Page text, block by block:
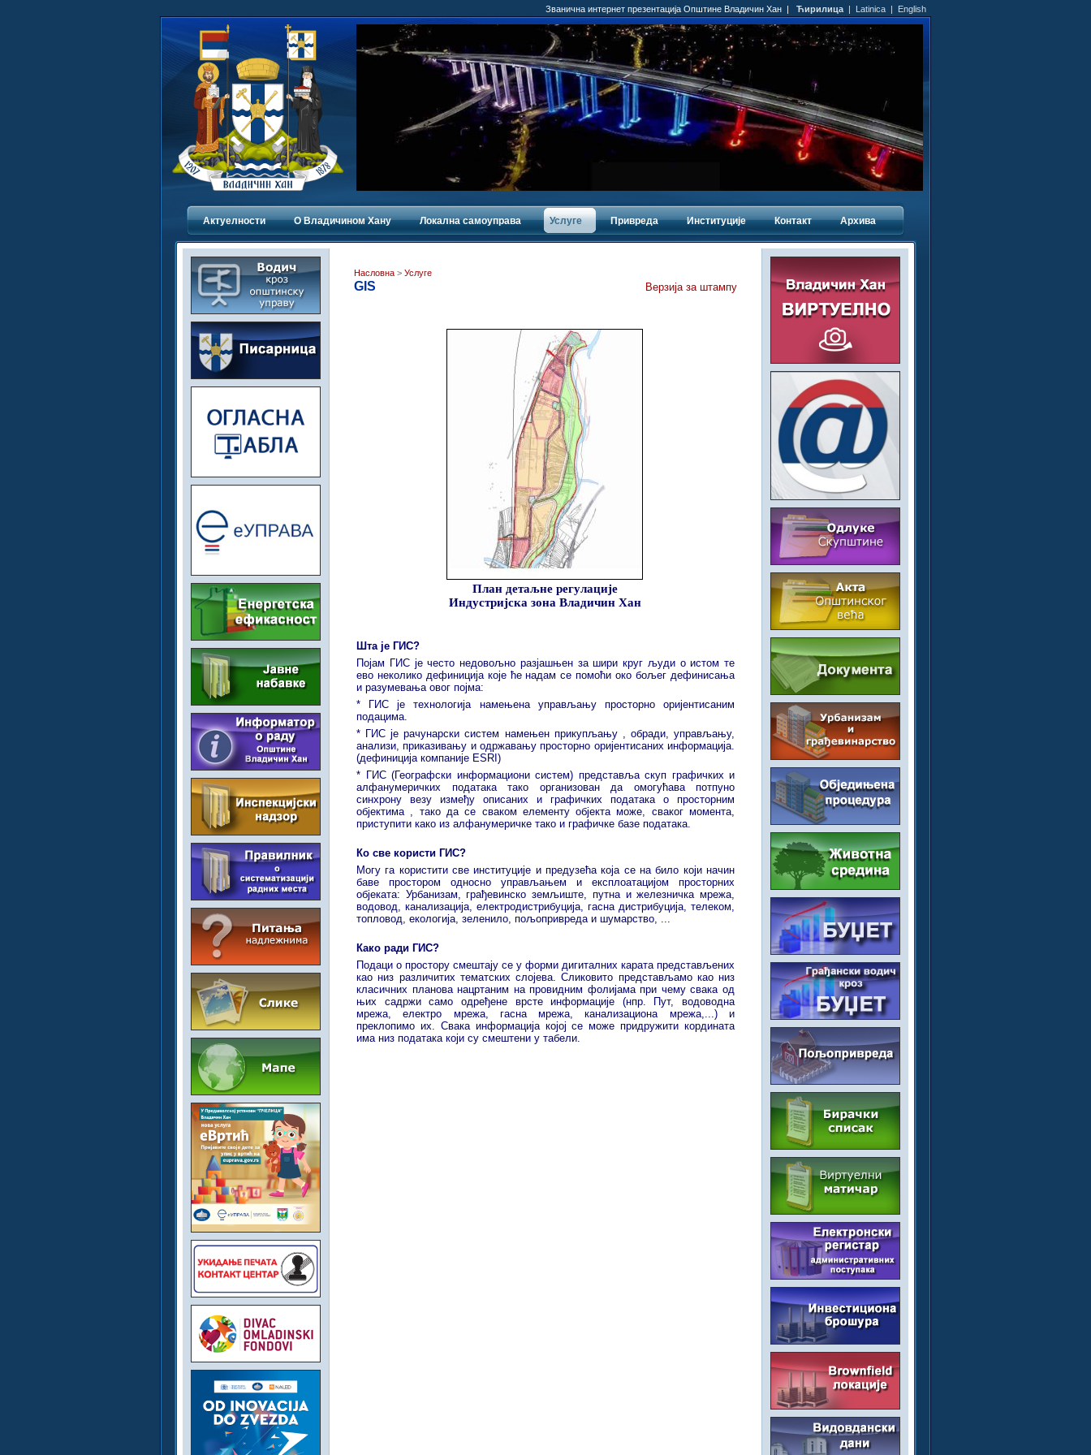
Званична интернет презентација Општине Владичин Хан | Ћирилица | Latinica | English
Актуелности О Владичинoм Хану Локална самоуправа Услуге Привреда Институције Контакт Архива
Насловна > Услуге
GIS Верзија за штампу
План детаљне регулације
Индустријска зона Владичин Хан
Шта је ГИС?
Појам ГИС је често недовољно разјашњен за шири круг људи о истом те
ево неколико дефиниција које ће надам се помоћи око бољег дефинисања
и разумевања овог појма:
* ГИС је технологија намењена управљању просторно оријентисаним
подацима.
* ГИС је рачунарски систем намењен прикупљању , обради, управљању,
анализи, приказивању и одржавању просторно оријентисаних информација.
(дефиниција компаније ESRI)
* ГИС (Географски информациони систем) представља скуп графичких и
алфанумеричких података тако организован да омогућава потпуно
синхрону везу између описаних и графичких података о просторним
објектима , тако да се сваком елементу објекта може, сваког момента,
приступити како из алфанумеричке тако и графичке базе података.
Ко све користи ГИС?
Могу га користити све институције и предузећа која се на било који начин
баве простором односно управљањем и експлоатацијом просторних
објеката: Урбанизам, грађевинско земљиште, путна и железничка мрежа,
водовод, канализација, електродистрибуција, гасна дистрибуција, телеком,
топловод, екологија, зеленило, пољопривреда и шумарство, ...
Како ради ГИС?
Подаци о простору смештају се у форми дигиталних карата представљених
као низ различитих тематских слојева. Сликовито представљамо као низ
класичних планова нацртаним на провидним фолијама при чему свака од
њих садржи само одређене врсте информације (нпр. Пут, водоводна
мрежа, електро мрежа, гасна мрежа, канализациона мрежа,...) и
преклопимо их. Свака информација којој се може придружити кордината
има низ података који су смештени у табели.